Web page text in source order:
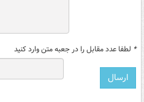
* لطفا عدد مقابل را در جعبه متن وارد کنید